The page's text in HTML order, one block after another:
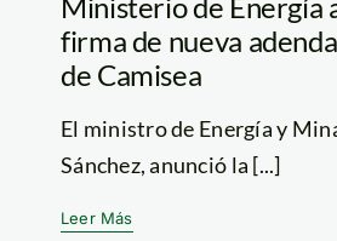
firma de nueva
de Camisea
El ministro de Energía y
Sánchez, anunció la [...]
Leer Más